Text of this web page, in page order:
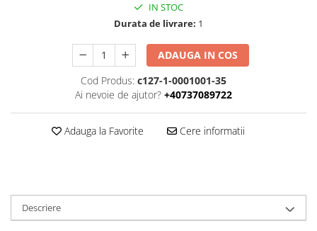
IN STOC
Durata de livrare: 1
ADAUGA IN COS
Cod Produs: c127-1-0001001-35
Ai nevoie de ajutor? +40737089722
Adauga la Favorite Cere informatii
Descriere